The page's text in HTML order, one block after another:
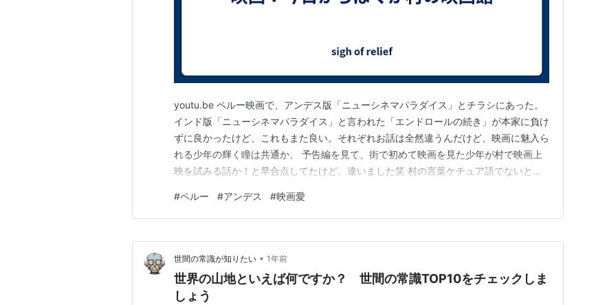
youtu.be ペルー映画で、アンデス版「ニューシネマパラダイス」とチラシにあった。
インド版「ニューシネマパラダイス」と言われた「エンドロールの続き」が本家に負け
ずに良かったけど、これもまた良い。それぞれお話は全然違うんだけど、映画に魅入ら
れる少年の輝く瞳は共通か。 予告編を見て、街で初めて映画を見た少年が村で映画上
映を試みる話か！と早合点してたけど、違いました笑 村の言葉ケチュア語でないとわ
街で一人で映画を見てきてそれを村のみんなに語るという映画語りの、まさに「ぼくが
村の映画館」になるという話だった。（ここまで…
#ペルー #アンデス #映画愛
世間の常識が知りたい • 1年前
世界の山地といえば何ですか？ 世間の常識TOP10をチェックしま
しょう